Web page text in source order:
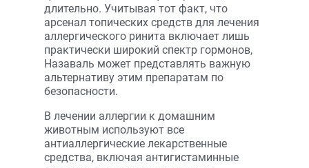
длительно. Учитывая тот факт, что
арсенал топических средств для лечения
аллергического ринита включает лишь
практически широкий спектр гормонов,
Назаваль может представлять важную
альтернативу этим препаратам по
безопасности.
В лечении аллергии к домашним
животным используют все
антиаллергические лекарственные
средства, включая антигистаминные